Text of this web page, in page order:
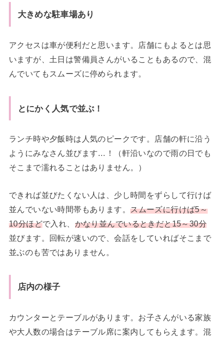
大きめな駐車場あり
アクセスは車が便利だと思います。店舗にもよるとは思
いますが、土日は警備員さんがいることもあるので、混
んでいてもスムーズに停められます。
とにかく人気で並ぶ！
ランチ時や夕飯時は人気のピークです。店舗の軒に沿う
ようにみなさん並びます…！（軒沿いなので雨の日でも
そこまで濡れることはありません。）
できれば並びたくない人は、少し時間をずらして行けば
並んでいない時間帯もあります。スムーズに行けば5～
10分ほどで入れ、 かなり並んでいるときだと15～30分
並びます。回転が速いので、会話をしていればそこまで
並ぶのも苦ではありません。
店内の様子
カウンターとテーブルがあります。お子さんがいる家族
や大人数の場合はテーブル席に案内してもらえます。混